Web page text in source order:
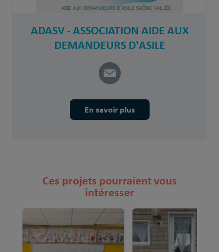
ADASV - ASSOCIATION AIDE AUX
DEMANDEURS D'ASILE
En savoir plus
Ces projets pourraient vous
intéresser